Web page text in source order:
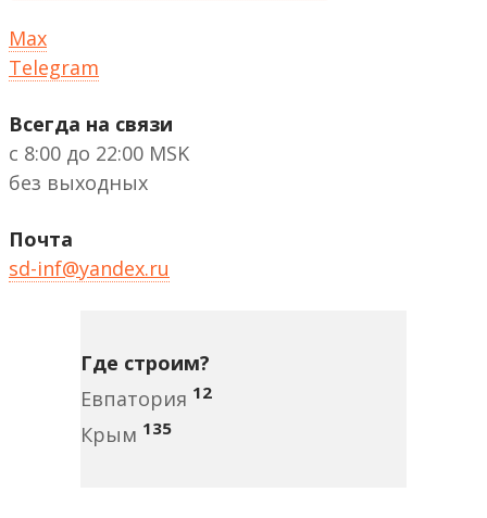
Max
Telegram
Всегда на связи
с 8:00 до 22:00 MSK
без выходных
Почта
sd-inf@yandex.ru
Где строим?
Евпатория 12
Крым 135